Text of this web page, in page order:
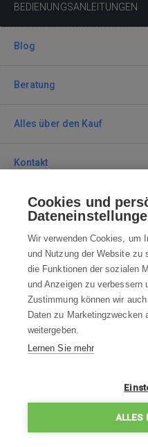
BEDIENUNGSANLEITUNGEN
Blog
Beratung
Alles über den Kauf
Kontakt
Kontaktieren Sie uns
info@robotworld.de
+49 25 197 159 962
ALLE KONTAKTE
WIDERRUFSBELEHRUNG
DATENSCHUTZERKLÄRUNG
Cookies und
Wir verwenden Cookies, um
und Nutzung der Website zu
die Funktionen der sozialen
und Anzeigen zu verbessern
Zustimmung können wir
Daten zu Marketingzwecken
weitergeben.
Lernen Sie mehr
ALLES